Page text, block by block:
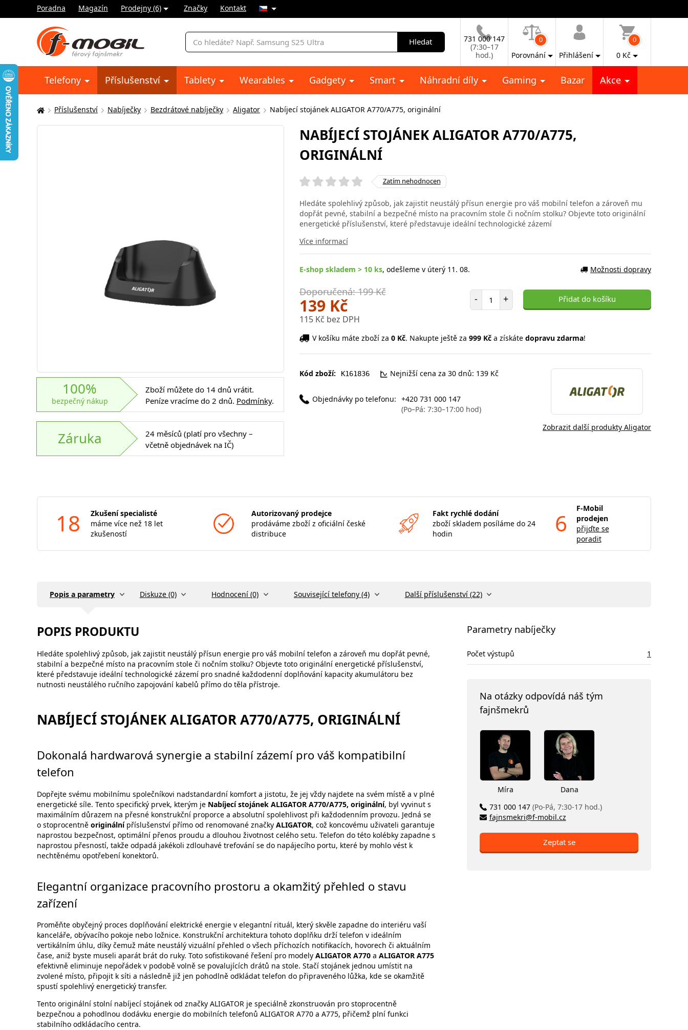
Poradna Magazín Prodejny (6) Značky Kontakt
Vyhledávání
Hledat
731 000 147
(7:30–17
hod.)
0
Porovnání Přihlášení
0
0 Kč
Telefony Příslušenství Tablety Wearables Gadgety Smart Náhradní díly Gaming Bazar Akce
Zde
se
Příslušenství Nabíječky Bezdrátové nabíječky Aligator Nabíjecí stojánek ALIGATOR A770/A775, originální
100%
bezpečný nákup
Zboží můžete do 14 dnů vrátit.
Peníze vracíme do 2 dnů. Podmínky.
Záruka
24 měsíců (platí pro všechny –
včetně objednávek na IČ)
NABÍJECÍ STOJÁNEK ALIGATOR A770/A775,
ORIGINÁLNÍ
Zatím nehodnocen
Hledáte spolehlivý způsob, jak zajistit neustálý přísun energie pro váš mobilní telefon a zároveň mu
dopřát pevné, stabilní a bezpečné místo na pracovním stole či nočním stolku? Objevte toto originální
energetické příslušenství, které představuje ideální technologické zázemí
Více informací
E-shop skladem > 10 ks, odešleme v úterý 11. 08. Možnosti dopravy
Doporučená: 199 Kč
139 Kč
115 Kč bez DPH
- Počet položek
+ Přidat do košíku
V košíku máte zboží za 0 Kč. Nakupte ještě za 999 Kča získáte dopravu zdarma!
Kód zboží: K161836 Nejnižší cena za 30 dnů: 139 Kč
Objednávky po telefonu: +420 731 000 147
(Po–Pá: 7:30–17:00 hod)
Zobrazit další produkty Aligator
18
Zkušení specialisté
máme více než 18 let
zkušeností
Autorizovaný prodejce
prodáváme zboží z oficiální české
distribuce
Fakt rychlé dodání
zboží skladem posíláme do 24
hodin
6
F-Mobil
prodejen
přijďte se
poradit
Popis a parametry Diskuze (0) Hodnocení (0) Související telefony (4) Další příslušenství (22)
POPIS PRODUKTU
Hledáte spolehlivý způsob, jak zajistit neustálý přísun energie pro váš mobilní telefon a zároveň mu dopřát pevné,
stabilní a bezpečné místo na pracovním stole či nočním stolku? Objevte toto originální energetické příslušenství,
které představuje ideální technologické zázemí pro snadné každodenní doplňování kapacity akumulátoru bez
nutnosti neustálého ručního zapojování kabelů přímo do těla přístroje.
NABÍJECÍ STOJÁNEK ALIGATOR A770/A775, ORIGINÁLNÍ
Dokonalá hardwarová synergie a stabilní zázemí pro váš kompatibilní
telefon
Dopřejte svému mobilnímu společníkovi nadstandardní komfort a jistotu, že jej vždy najdete na svém místě a v plné
energetické síle. Tento specifický prvek, kterým je Nabíjecí stojánek ALIGATOR A770/A775, originální, byl vyvinut s
maximálním důrazem na přesné konstrukční proporce a absolutní spolehlivost při každodenním provozu. Jedná se
o stoprocentně originálnípříslušenství přímo od renomované značky ALIGATOR, což koncovému uživateli garantuje
naprostou bezpečnost, optimální přenos proudu a dlouhou životnost celého setu. Telefon do této kolébky zapadne s
naprostou přesností, takže odpadá jakékoli zdlouhavé trefování se do napájecího portu, které by mohlo vést k
nechtěnému opotřebení konektorů.
Elegantní organizace pracovního prostoru a okamžitý přehled o stavu
zařízení
Proměňte obyčejný proces doplňování elektrické energie v elegantní rituál, který skvěle zapadne do interiéru vaší
kanceláře, obývacího pokoje nebo ložnice. Konstrukční architektura tohoto doplňku drží telefon v ideálním
vertikálním úhlu, díky čemuž máte neustálý vizuální přehled o všech příchozích notifikacích, hovorech či aktuálním
čase, aniž byste museli aparát brát do ruky. Toto sofistikované řešení pro modely ALIGATOR A770 a ALIGATOR A775
efektivně eliminuje nepořádek v podobě volně se povalujících drátů na stole. Stačí stojánek jednou umístit na
zvolené místo, připojit k síti a následně již jen pohodlně odkládat telefon do připraveného lůžka, kde se okamžitě
spustí spolehlivý energetický transfer.
Tento originální stolní nabíjecí stojánek od značky ALIGATOR je speciálně zkonstruován pro stoprocentně
bezpečnou a pohodlnou dodávku energie do mobilních telefonů ALIGATOR A770 a A775, přičemž plní funkci
stabilního odkládacího centra.
Parametry nabíječky
Počet výstupů 1
Na otázky odpovídá náš tým
fajnšmekrů
Míra
Dana
731 000 147 (Po-Pá, 7:30-17 hod.)
fajnsmekri@f-mobil.cz
Zeptat se